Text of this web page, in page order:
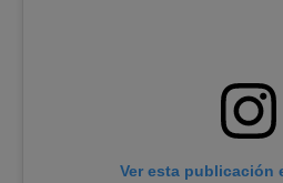
Ver esta publicación